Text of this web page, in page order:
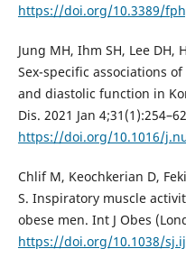
https://doi.org/10.3389/
Jung MH, Ihm SH, Lee DH,
Sex-specific associations
and diastolic function in
Dis. 2021 Jan
https://doi.org/10.1016/
Chlif M, Keochkerian D,
S. Inspiratory muscle
obese men. Int J Obes
https://doi.org/10.1038/